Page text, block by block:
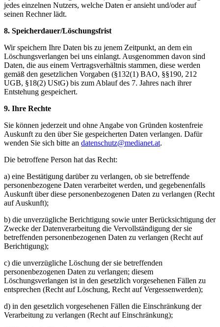
jedes einzelnen Nutzers, welche Daten er ansieht und/oder auf
seinen Rechner lädt.
8. Speicherdauer/Löschungsfrist
Wir speichern Ihre Daten bis zu jenem Zeitpunkt, an dem ein
Löschungsverlangen bei uns einlangt. Ausgenommen davon sind
Daten, die aus einem Vertragsverhältnis stammen, diese werden
gemäß den gesetzlichen Vorgaben (§132(1) BAO, §§190, 212
UGB, §18(2) UStG) bis zum Ablauf des 7. Jahres nach ihrer
Entstehung gespeichert.
9. Ihre Rechte
Sie können jederzeit und ohne Angabe von Gründen kostenfreie
Auskunft zu den über Sie gespeicherten Daten verlangen. Dafür
wenden Sie sich bitte an datenschutz@medianet.at.
Die betroffene Person hat das Recht:
a) eine Bestätigung darüber zu verlangen, ob sie betreffende
personenbezogene Daten verarbeitet werden, und gegebenenfalls
Auskunft über diese personenbezogenen Daten zu verlangen (Recht
auf Auskunft);
b) die unverzügliche Berichtigung sowie unter Berücksichtigung der
Zwecke der Datenverarbeitung die Vervollständigung der sie
betreffenden personenbezogenen Daten zu verlangen (Recht auf
Berichtigung);
c) die unverzügliche Löschung der sie betreffenden
personenbezogenen Daten zu verlangen; diesem
Löschungsverlangen ist in den gesetzlich vorgesehenen Fällen zu
entsprechen (Recht auf Löschung, Recht auf Vergessenwerden);
d) in den gesetzlich vorgesehenen Fällen die Einschränkung der
Verarbeitung zu verlangen (Recht auf Einschränkung);